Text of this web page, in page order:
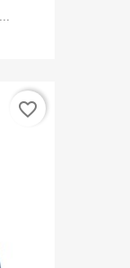
favorite_border